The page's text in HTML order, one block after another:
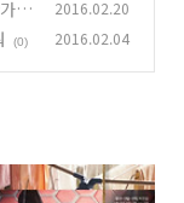
는
2016.02.20
(0) 2016.02.04